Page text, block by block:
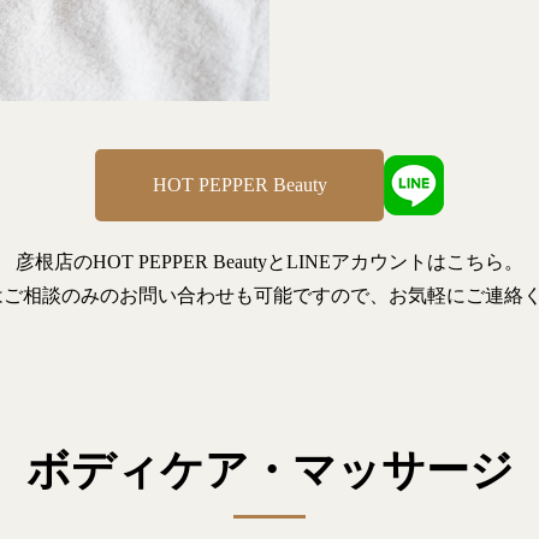
HOT PEPPER Beauty
彦根店のHOT PEPPER BeautyとLINEアカウントはこちら。
相談のみのお問い合わせも可能ですので、お気軽にご連絡く
ボディケア・マッサージ